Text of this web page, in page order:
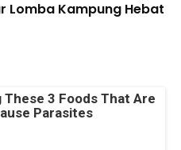
Lomba Kampung Hebat
These 3 Foods That Are
Parasites